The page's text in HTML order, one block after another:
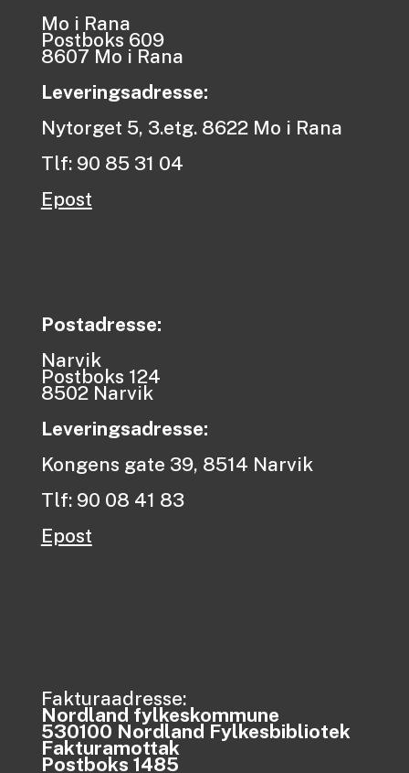
Mo i Rana
Postboks 609
8607 Mo i Rana
Leveringsadresse:
Nytorget 5, 3.etg. 8622 Mo i Rana
Tlf: 90 85 31 04
Epost
Postadresse:
Narvik
Postboks 124
8502 Narvik
Leveringsadresse:
Kongens gate 39, 8514 Narvik
Tlf: 90 08 41 83
Epost
Fakturaadresse:
Nordland fylkeskommune
530100 Nordland Fylkesbibliotek
Fakturamottak
Postboks 1485